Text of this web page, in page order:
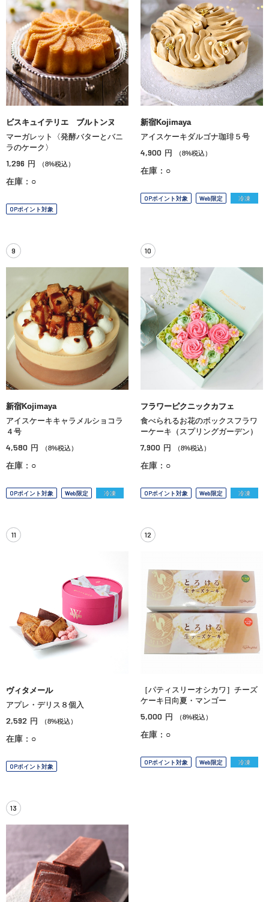
ビスキュイテリエ ブルトンヌ
マーガレット〈発酵バターとバニ
ラのケーク〉
1,296 円 （8%税込）
在庫：○
OPポイント対象
新宿Kojimaya
アイスケーキダルゴナ珈琲５号
4,900 円 （8%税込）
在庫：○
OPポイント対象 Web限定 冷凍
9
新宿Kojimaya
アイスケーキキャラメルショコラ
４号
4,580 円 （8%税込）
在庫：○
OPポイント対象 Web限定 冷凍
10
フラワーピクニックカフェ
食べられるお花のボックスフラワ
ーケーキ（スプリングガーデン）
7,900 円 （8%税込）
在庫：○
OPポイント対象 Web限定 冷凍
11
ヴィタメール
アプレ・デリス８個入
2,592 円 （8%税込）
在庫：○
OPポイント対象
12
［パティスリーオシカワ］チーズ
ケーキ日向夏・マンゴー
5,000 円 （8%税込）
在庫：○
OPポイント対象 Web限定 冷凍
13